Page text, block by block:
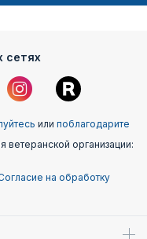
сетях
или поблагодарите
организации:
на обработку